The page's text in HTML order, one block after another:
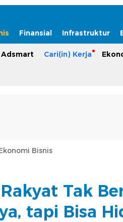
Finansial Infrastruktur
Adsmart Cari(in) Kerja
Bisnis
Tak
tapi Bisa